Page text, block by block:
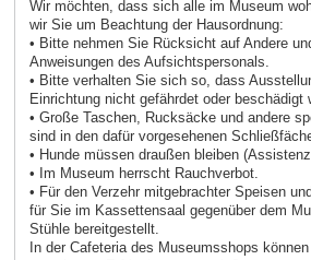
Wir möchten, dass sich alle im Museum
wir Sie um Beachtung der Hausordnung:
• Bitte nehmen Sie Rücksicht auf Andere
Anweisungen des Aufsichtspersonals.
• Bitte verhalten Sie sich so, dass
Einrichtung nicht gefährdet oder beschädigt
• Große Taschen, Rucksäcke und andere
sind in den dafür vorgesehenen
• Hunde müssen draußen bleiben
• Im Museum herrscht Rauchverbot.
• Für den Verzehr mitgebrachter Speisen
für Sie im Kassettensaal gegenüber dem
Stühle bereitgestellt.
In der Cafeteria des Museumsshops